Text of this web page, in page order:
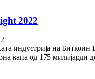
2022
индустрија на
капа од 175 милијарди